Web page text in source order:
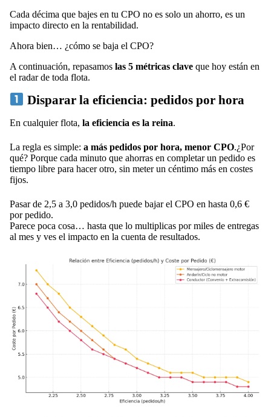
Cada décima que bajes en tu CPO no es solo un ahorro, es un
impacto directo en la rentabilidad.
Ahora bien… ¿cómo se baja el CPO?
A continuación, repasamos las 5 métricas clave que hoy están en
el radar de toda flota.
Disparar la eficiencia: pedidos por hora
En cualquier flota, la eficiencia es la reina.
La regla es simple: a más pedidos por hora, menor CPO.¿Por
qué? Porque cada minuto que ahorras en completar un pedido es
tiempo libre para hacer otro, sin meter un céntimo más en costes
fijos.
Pasar de 2,5 a 3,0 pedidos/h puede bajar el CPO en hasta 0,6 €
por pedido.
Parece poca cosa… hasta que lo multiplicas por miles de entregas
al mes y ves el impacto en la cuenta de resultados.